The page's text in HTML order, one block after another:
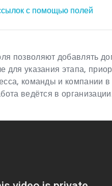
с помощью полей
позволяют добавлять
для указания этапа,
команды и компании
ведётся в